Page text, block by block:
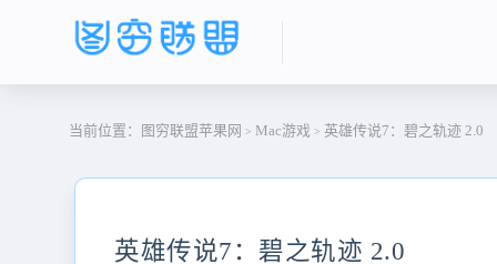
当前位置： 图穷联盟苹果网 > Mac游戏 > 英雄传说7：碧之轨迹 2.0
英雄传说7：碧之轨迹 2.0